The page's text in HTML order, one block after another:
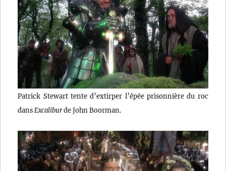
Patrick Stewart tente d’extirper l’épée prisonnière du roc
dans Excaliburde John Boorman.